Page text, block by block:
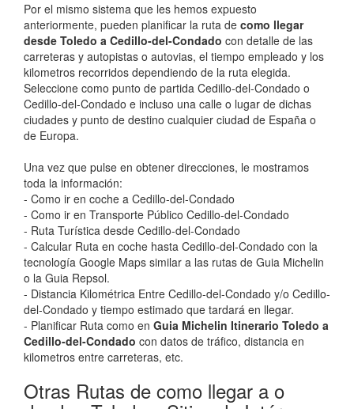
Por el mismo sistema que les hemos expuesto
anteriormente, pueden planificar la ruta de como llegar
desde Toledo a Cedillo-del-Condado con detalle de las
carreteras y autopistas o autovias, el tiempo empleado y los
kilometros recorridos dependiendo de la ruta elegida.
Seleccione como punto de partida Cedillo-del-Condado o
Cedillo-del-Condado e incluso una calle o lugar de dichas
ciudades y punto de destino cualquier ciudad de España o
de Europa.
Una vez que pulse en obtener direcciones, le mostramos
toda la información:
- Como ir en coche a Cedillo-del-Condado
- Como ir en Transporte Público Cedillo-del-Condado
- Ruta Turística desde Cedillo-del-Condado
- Calcular Ruta en coche hasta Cedillo-del-Condado con la
tecnología Google Maps similar a las rutas de Guia Michelin
o la Guia Repsol.
- Distancia Kilométrica Entre Cedillo-del-Condado y/o Cedillo-
del-Condado y tiempo estimado que tardará en llegar.
- Planificar Ruta como en Guia Michelin Itinerario Toledo a
Cedillo-del-Condado con datos de tráfico, distancia en
kilometros entre carreteras, etc.
Otras Rutas de como llegar a o